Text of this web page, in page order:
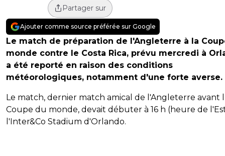
Partager sur
Ajouter comme source préférée sur Google
Le match de préparation de l'Angleterre à la
monde contre le Costa Rica, prévu mercredi à
a été reporté en raison des conditions
météorologiques, notamment d'une forte averse.
Le match, dernier match amical de l'Angleterre avant
Coupe du monde, devait débuter à 16 h (heure de
l'Inter&Co Stadium d'Orlando.